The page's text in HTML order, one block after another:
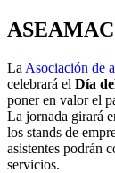
La Asociación de
celebrará el Día
poner en valor el
La jornada girará
los stands de
asistentes podrán
servicios.